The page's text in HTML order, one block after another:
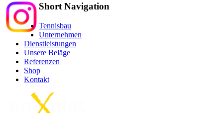
Short Navigation
Tennisbau
Unternehmen
Dienstleistungen
Unsere Beläge
Referenzen
Shop
Kontakt